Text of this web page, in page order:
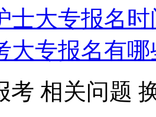
士大专报名
大专报名有
考 相关问题